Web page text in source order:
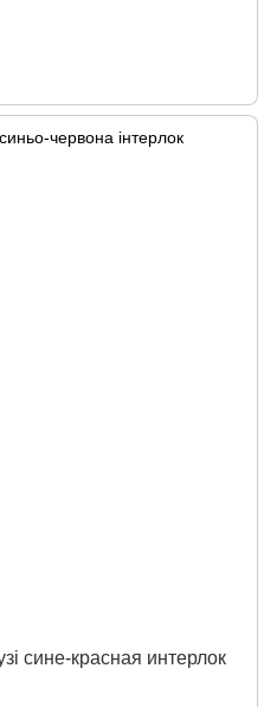
сине-красная интерлок